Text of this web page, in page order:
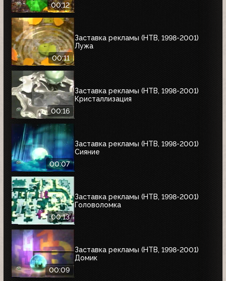
00:12
00:11
Заставка рекламы (НТВ, 1998-2001)
Лужа
00:16
Заставка рекламы (НТВ, 1998-2001)
Кристаллизация
00:07
Заставка рекламы (НТВ, 1998-2001)
Сияние
00:13
Заставка рекламы (НТВ, 1998-2001)
Головоломка
00:09
Заставка рекламы (НТВ, 1998-2001)
Домик